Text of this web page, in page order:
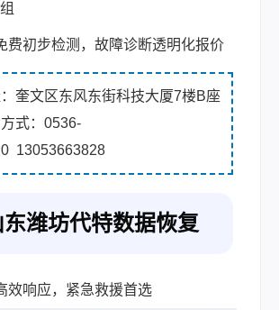
费初步检测，故障诊断透明化报价
奎文区东风东街科技大厦7楼B座
式：0536-
13053663828
潍坊代特数据恢复
效响应，紧急救援首选